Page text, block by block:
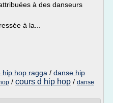
à des danseurs
à la...
hip hop ragga / danse hip
/ cours d hip hop / danse